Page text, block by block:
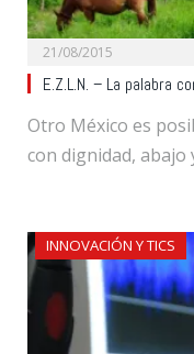
21/08/2015
E.Z.L.N. – La palabra
Otro México es
con dignidad, abajo
INNOVACIÓN Y TICS